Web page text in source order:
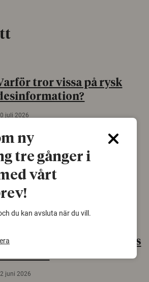
tror vissa på rysk
juli 2026
Personer som är mer benägna att tro på
är ofta mer mottagliga
rysk desinformation. Det visar en studie
från Försvarshögskolan med deltagare i fyra
länder.
Säkerhetspolitik
skinn var Sveriges
juni 2026
ny
tre gånger i
vårt
du kan avsluta när du vill.